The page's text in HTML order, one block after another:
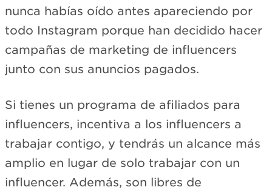
nunca habías oído antes apareciendo por
todo Instagram porque han decidido hacer
campañas de marketing de influencers
junto con sus anuncios pagados.
Si tienes un programa de afiliados para
influencers, incentiva a los influencers a
trabajar contigo, y tendrás un alcance más
amplio en lugar de solo trabajar con un
influencer. Además, son libres de